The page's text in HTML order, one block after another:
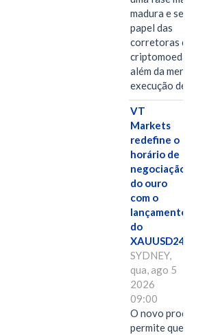
madura e
papel das
corretoras de
criptomoedas
além da mera
execução de…
VT
Markets
redefine o
horário de
negociação
do ouro
com o
lançamento
do
XAUUSD247
SYDNEY,
qua, ago 5
2026
09:00
O novo produto
permite que os